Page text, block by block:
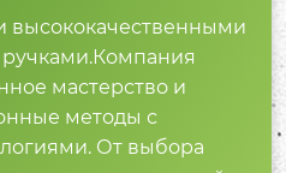
высококачественными
мастерство и
методы с
От выбора